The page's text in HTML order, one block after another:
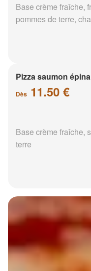
Base crème fraîche,
pommes de terre,
Pizza saumon
Dès 11.50 €
Base crème fraîche,
terre